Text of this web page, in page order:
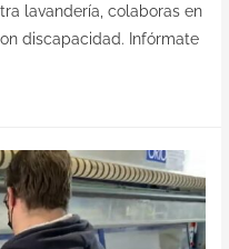
lavandería, colaboras en
discapacidad. Infórmate